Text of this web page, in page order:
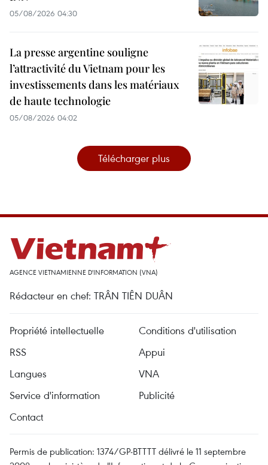
05/08/2026 04:30
La presse argentine souligne
l’attractivité du Vietnam pour les
investissements dans les matériaux
de haute technologie
05/08/2026 04:02
Télécharger plus
AGENCE VIETNAMIENNE D'INFORMATION (VNA)
Rédacteur en chef: TRÂN TIÊN DUÂN
Propriété intellectuelle
Conditions d'utilisation
RSS
Appui
Langues
VNA
Service d'information
Publicité
Contact
Permis de publication: 1374/GP-BTTTT délivré le 11 septembre